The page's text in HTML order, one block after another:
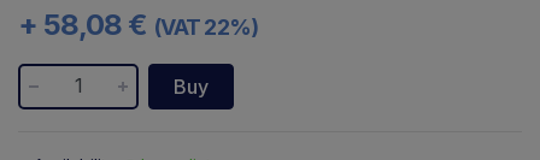
+ 58,08 € (VAT 22%)
Buy